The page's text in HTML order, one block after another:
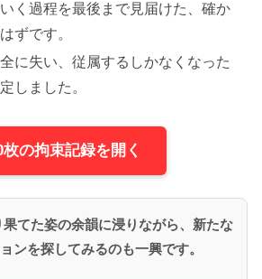
く過程を最後まで見届けた、確か
ずです。
に失い、従属するしかなくなった
しました。
枚の拘束記録を開く
てた姿の余韻に浸りながら、新たな
ンを探してみるのも一興です。